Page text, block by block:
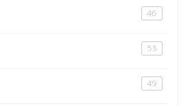
46
53
49